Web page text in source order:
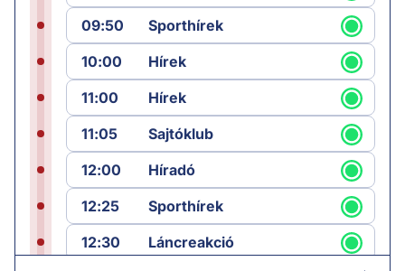
09:50
Sporthírek
10:00
Hírek
11:00
Hírek
11:05
Sajtóklub
12:00
Híradó
12:25
Sporthírek
12:30
Láncreakció